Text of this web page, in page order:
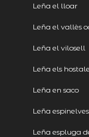
Leña el lloar
Leña el vallès
Leña el vilosell
Leña els
Leña en saco
Leña espinelves
Leña espluga